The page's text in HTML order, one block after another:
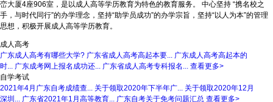
峦大厦4座906室，是以成人高等学历教育为特色的教育服务。 中心坚持 “携名校之
手，与时代同行”的办学理念，坚持“助学员成功”的办学宗旨，坚持“以人为本”的管理
思想，积极开展成人高等学历教育。
成人高考
广东成人高考有哪些大学? 广东省成人高考高起本要... 广东成人高考高起本的
时... 广东成考网上报名成功还... 广东省成人高考专科报名... 查看更多>
自学考试
2021年4月广东自考成绩查... 关于领取2020年下半年广... 关于领取2020年12月
深圳... 广东省2021年1月高等教育... 广东自考关于免考问题汇总 查看更多>